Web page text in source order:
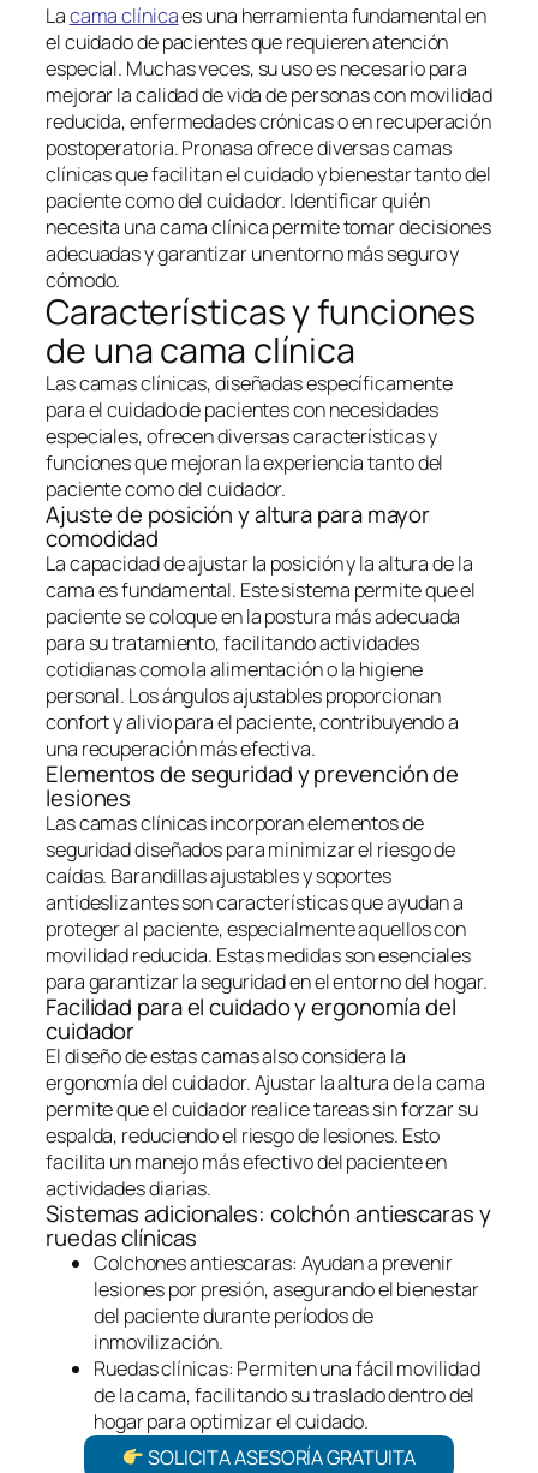
Lacama clínicaes una herramienta fundamental en
el cuidado de pacientes que requieren atención
especial. Muchas veces, su uso es necesario para
mejorar la calidad de vida de personas con movilidad
reducida, enfermedades crónicas o en recuperación
postoperatoria. Pronasa ofrece diversas camas
clínicas que facilitan el cuidado y bienestar tanto del
paciente como del cuidador. Identificar quién
necesita una cama clínica permite tomar decisiones
adecuadas y garantizar un entorno más seguro y
cómodo.
Características y funciones
de una cama clínica
Las camas clínicas, diseñadas específicamente
para el cuidado de pacientes con necesidades
especiales, ofrecen diversas características y
funciones que mejoran la experiencia tanto del
paciente como del cuidador.
Ajuste de posición y altura para mayor
comodidad
La capacidad de ajustar la posición y la altura de la
cama es fundamental. Este sistema permite que el
paciente se coloque en la postura más adecuada
para su tratamiento, facilitando actividades
cotidianas como la alimentación o la higiene
personal. Los ángulos ajustables proporcionan
confort y alivio para el paciente, contribuyendo a
una recuperación más efectiva.
Elementos de seguridad y prevención de
lesiones
Las camas clínicas incorporan elementos de
seguridad diseñados para minimizar el riesgo de
caídas. Barandillas ajustables y soportes
antideslizantes son características que ayudan a
proteger al paciente, especialmente aquellos con
movilidad reducida. Estas medidas son esenciales
para garantizar la seguridad en el entorno del hogar.
Facilidad para el cuidado y ergonomía del
cuidador
El diseño de estas camas also considera la
ergonomía del cuidador. Ajustar la altura de la cama
permite que el cuidador realice tareas sin forzar su
espalda, reduciendo el riesgo de lesiones. Esto
facilita un manejo más efectivo del paciente en
actividades diarias.
Sistemas adicionales: colchón antiescaras y
ruedas clínicas
Colchones antiescaras: Ayudan a prevenir
lesiones por presión, asegurando el bienestar
del paciente durante períodos de
inmovilización.
Ruedas clínicas: Permiten una fácil movilidad
de la cama, facilitando su traslado dentro del
hogar para optimizar el cuidado.
SOLICITA ASESORÍA GRATUITA